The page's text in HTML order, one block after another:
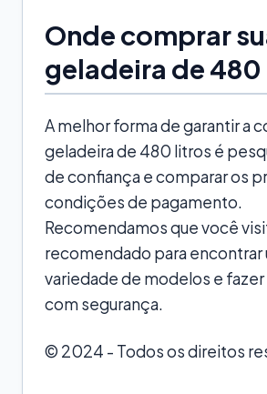
Onde comprar
geladeira de
A melhor forma de garantir a
geladeira de 480 litros é
de confiança e comparar os
condições de pagamento.
Recomendamos que você
recomendado para encontrar
variedade de modelos e fazer
com segurança.
© 2024 - Todos os direitos